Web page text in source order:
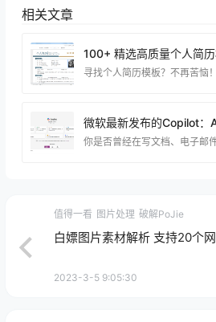
相关文章
值得一看 图片处理 破解PoJie
白嫖图片素材解析 支持20个网
2023-3-5 9:05:30